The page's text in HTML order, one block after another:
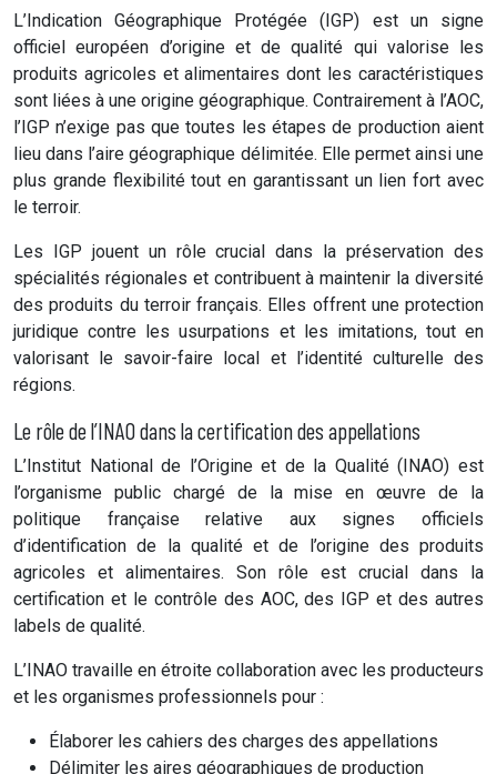
L’Indication Géographique Protégée (IGP) est un signe
officiel européen d’origine et de qualité qui valorise les
produits agricoles et alimentaires dont les caractéristiques
sont liées à une origine géographique. Contrairement à l’AOC,
l’IGP n’exige pas que toutes les étapes de production aient
lieu dans l’aire géographique délimitée. Elle permet ainsi une
plus grande flexibilité tout en garantissant un lien fort avec
le terroir.
Les IGP jouent un rôle crucial dans la préservation des
spécialités régionales et contribuent à maintenir la diversité
des produits du terroir français. Elles offrent une protection
juridique contre les usurpations et les imitations, tout en
valorisant le savoir-faire local et l’identité culturelle des
régions.
Le rôle de l’INAO dans la certification des appellations
L’Institut National de l’Origine et de la Qualité (INAO) est
l’organisme public chargé de la mise en œuvre de la
politique française relative aux signes officiels
d’identification de la qualité et de l’origine des produits
agricoles et alimentaires. Son rôle est crucial dans la
certification et le contrôle des AOC, des IGP et des autres
labels de qualité.
L’INAO travaille en étroite collaboration avec les producteurs
et les organismes professionnels pour :
Élaborer les cahiers des charges des appellations
Délimiter les aires géographiques de production